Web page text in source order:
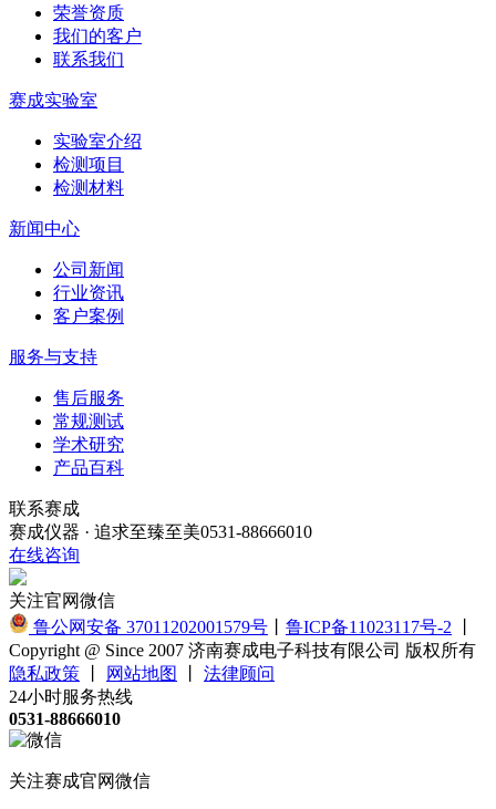
荣誉资质
我们的客户
联系我们
赛成实验室
实验室介绍
检测项目
检测材料
新闻中心
公司新闻
行业资讯
客户案例
服务与支持
售后服务
常规测试
学术研究
产品百科
联系赛成
赛成仪器 · 追求至臻至美0531-88666010
在线咨询
关注官网微信
鲁公网安备 37011202001579号
鲁ICP备11023117号-2
Copyright @ Since 2007 济南赛成电子科技有限公司 版权所有
隐私政策
网站地图
法律顾问
24小时服务热线
0531-88666010
关注赛成官网微信